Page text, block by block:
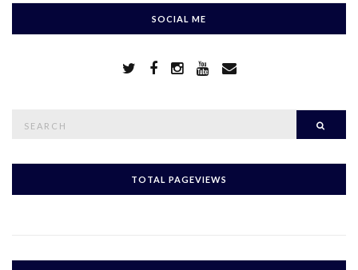
SOCIAL ME
c
f
TOTAL PAGEVIEWS